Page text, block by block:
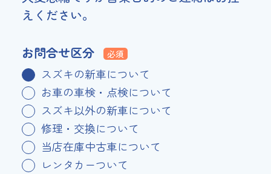
えください。
お問合せ区分 必須
スズキの新車について
お車の車検・点検について
スズキ以外の新車について
修理・交換について
当店在庫中古車について
レンタカーついて